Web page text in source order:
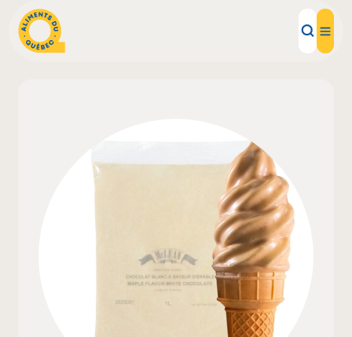
Recettes
Inspirations d'ici
Restaurants
Institutions